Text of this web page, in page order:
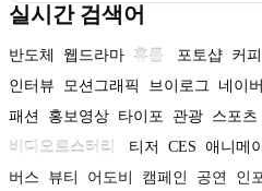
실시간 검색어
반도체 웹드라마 휴롬 포토샵 커피
인터뷰
모션그래픽 브이로그 네이버
패션
홍보영상 타이포 관광 스포츠
비디오로스터리
티저 CES 애니메
버스
뷰티 어도비 캠페인 공연 인